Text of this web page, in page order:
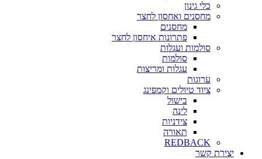
כלי גינון
מחסנים ואחסון לחצר
מחסנים
פתרונות איחסון לחצר
סולמות ועגלות
סולמות
עגלות ומריצות
ערוגות
ציוד טיולים וקמפינג
בישול
לינה
צידניות
תאורה
REDBACK
יצירת קשר